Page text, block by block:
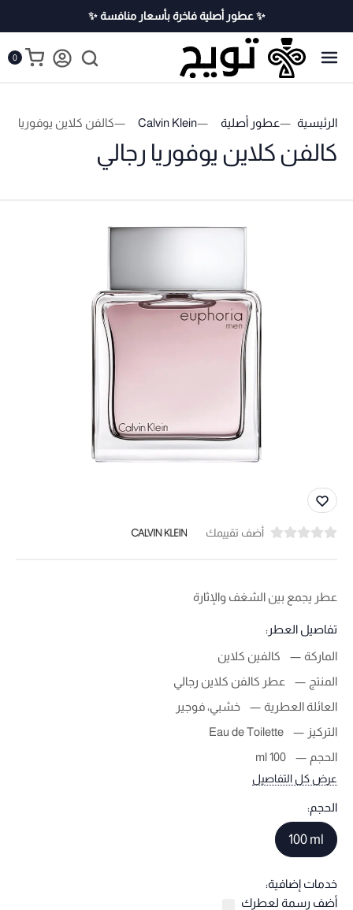
✨ عطور أصلية فاخرة بأسعار منافسة ✨
0
الرئيسية عطور أصلية Calvin Klein كالفن كلاين يوفوريا
كالفن كلاين يوفوريا رجالي
أضف تقييمك
عطر يجمع بين الشغف والإثارة
تفاصيل العطر:
الماركة
كالفين كلاين
المنتج
عطر كالفن كلاين رجالي
العائلة العطرية
خشبي، فوجير
التركيز
Eau de Toilette
الحجم
100 ml
عرض كل التفاصيل
الحجم:
100 ml
خدمات إضافية:
أضف رسمة لعطرك